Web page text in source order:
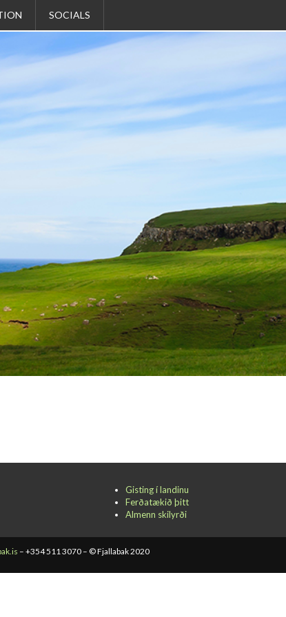
SOCIALS
Gisting í landinu
Ferðatækið þitt
Almenn skilyrði
– +354 511 3070 – © Fjallabak 2020